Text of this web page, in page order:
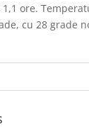
ore.
cu 28 grade